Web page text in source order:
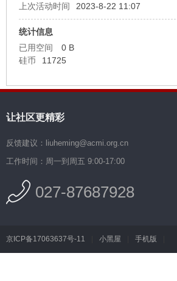
上次活动时间
2023-8-22 11:07
统计信息
已用空间
0 B
硅币
11725
让社区更精彩
反馈建议：liuheming@acmi.org.cn
工作时间：周一到周五 9:00-17:00
027-87687928
京ICP备17063637号-11 小黑屋 手机版